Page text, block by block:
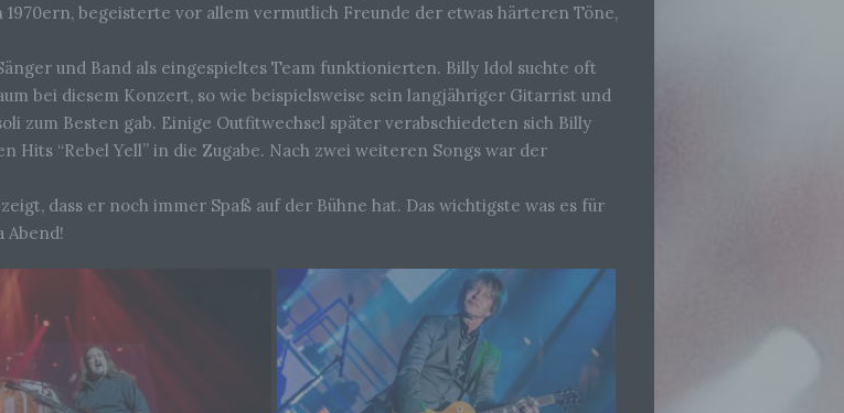
begeisterte vor allem vermutlich Freunde der etwas härteren Töne,
und Band als eingespieltes Team funktionierten. Billy Idol suchte oft
bei diesem Konzert, so wie beispielsweise sein langjähriger Gitarrist und
zum Besten gab. Einige Outfitwechsel später verabschiedeten sich Billy
“Rebel Yell” in die Zugabe. Nach zwei weiteren Songs war der
dass er noch immer Spaß auf der Bühne hat. Das wichtigste was es für
Abend!